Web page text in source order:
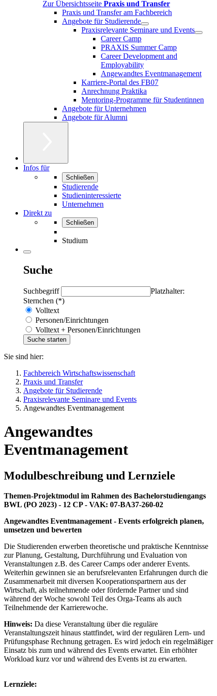
Zur Übersichtsseite Praxis und Transfer
Praxis und Transfer am Fachbereich
Angebote für Studierende
Praxisrelevante Seminare und Events
Career Camp
PRAXIS Summer Camp
Career Development and
Employability
Angewandtes Eventmanagement
Karriere-Portal des FB07
Anrechnung Praktika
Mentoring-Programme für Studentinnen
Angebote für Unternehmen
Angebote für Alumni
Infos für
Schließen
Studierende
Studieninteressierte
Unternehmen
Direkt zu
Schließen
Studium
Suche
Suchbegriff
Platzhalter:
Sternchen (*)
Volltext
Personen/Einrichtungen
Volltext + Personen/Einrichtungen
Sie sind hier:
Fachbereich Wirtschaftswissenschaft
Praxis und Transfer
Angebote für Studierende
Praxisrelevante Seminare und Events
Angewandtes Eventmanagement
Angewandtes
Eventmanagement
Modulbeschreibung und Lernziele
Themen-Projektmodul im Rahmen des Bachelorstudiengangs
BWL (PO 2023) - 12 CP - VAK: 07-BA37-260-02
Angewandtes Eventmanagement - Events erfolgreich planen,
umsetzen und bewerten
Die Studierenden erwerben theoretische und praktische Kenntnisse
zur Planung, Gestaltung, Durchführung und Evaluation von
Veranstaltungen z.B. des Career Camps oder anderer Events.
Weiterhin gewinnen sie an berufsrelevanten Erfahrungen durch die
Zusammenarbeit mit diversen Kooperationspartnern aus der
Wirtschaft, als teilnehmende oder fördernde Partner und sind
während der Woche sowohl Teil des Orga-Teams als auch
Teilnehmende der Karrierewoche.
Hinweis: Da diese Veranstaltung über die reguläre
Veranstaltungszeit hinaus stattfindet, wird der regulären Lern- und
Prüfungsphase Rechnung getragen. Es wird jedoch ein regelmäßiger
Einsatz bis zum und während des Events erwartet. Ein erhöhter
Workload kurz vor und während des Events ist zu erwarten.
Lernziele: